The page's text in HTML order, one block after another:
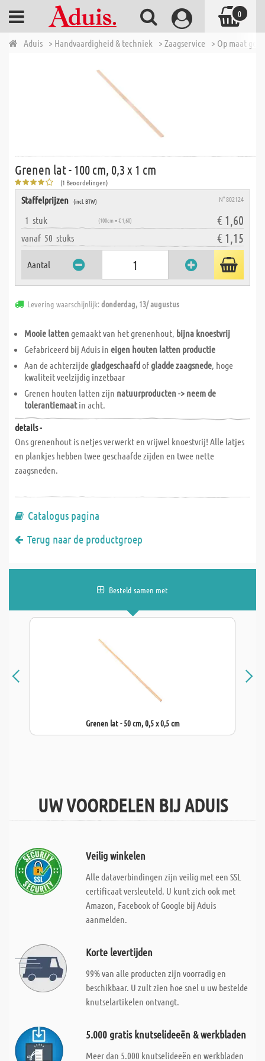
Aduis > Handvaardigheid & techniek > Zaagservice > Op maat
Grenen lat - 100 cm, 0,3 x 1 cm
(1 Beoordelingen)
Staffelprijzen (incl. BTW) N° 802124
1 stuk (100cm = € 1,60) € 1,60
vanaf 50 stuks € 1,15
Aantal
Levering waarschijnlijk:donderdag, 13/ augustus
Mooie lattengemaakt van het grenenhout, bijna knoestvrij
Gefabriceerd bij Aduis in eigen houten latten productie
Aan de achterzijdegladgeschaafdofgladde zaagsnede, hoge
kwaliteit veelzijdig inzetbaar
Grenen houten latten zijn natuurproducten -> neem de
tolerantiemaatin acht.
details -
Ons grenenhout is netjes verwerkt en vrijwel knoestvrij! Alle latjes
en plankjes hebben twee geschaafde zijden en twee nette
zaagsneden.
Catalogus pagina
Terug naar de productgroep
Besteld samen met
Grenen lat - 50 cm, 0,5 x 0,5 cm
UW VOORDELEN BIJ ADUIS
Veilig winkelen
Alle dataverbindingen zijn veilig met een SSL
certificaat versleuteld. U kunt zich ook met
Amazon, Facebook of Google bij Aduis
aanmelden.
Korte levertijden
99% van alle producten zijn voorradig en
beschikbaar. U zult zien hoe snel u uw bestelde
knutselartikelen ontvangt.
5.000 gratis knutselideeën & werkbladen
Meer dan 5.000 knutselideeën en werkbladen
0